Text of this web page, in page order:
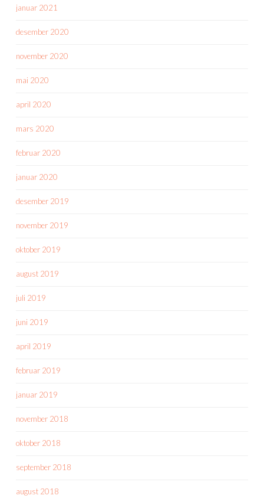
januar 2021
desember 2020
november 2020
mai 2020
april 2020
mars 2020
februar 2020
januar 2020
desember 2019
november 2019
oktober 2019
august 2019
juli 2019
juni 2019
april 2019
februar 2019
januar 2019
november 2018
oktober 2018
september 2018
august 2018